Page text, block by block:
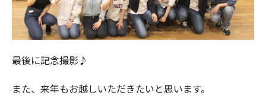
最後に記念撮影♪
また、来年もお越しいただきたいと思います。